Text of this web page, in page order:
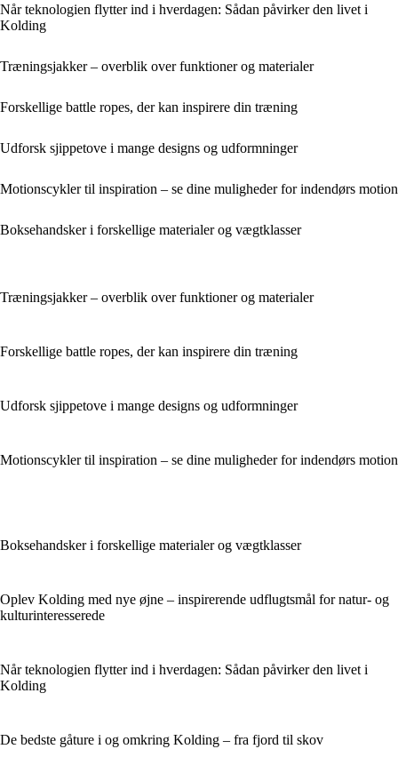
Når teknologien flytter ind i hverdagen: Sådan påvirker den livet i
Kolding
Træningsjakker – overblik over funktioner og materialer
Forskellige battle ropes, der kan inspirere din træning
Udforsk sjippetove i mange designs og udformninger
Motionscykler til inspiration – se dine muligheder for indendørs motion
Boksehandsker i forskellige materialer og vægtklasser
Træningsjakker – overblik over funktioner og materialer
Forskellige battle ropes, der kan inspirere din træning
Udforsk sjippetove i mange designs og udformninger
Motionscykler til inspiration – se dine muligheder for indendørs motion
Boksehandsker i forskellige materialer og vægtklasser
Oplev Kolding med nye øjne – inspirerende udflugtsmål for natur- og
kulturinteresserede
Når teknologien flytter ind i hverdagen: Sådan påvirker den livet i
Kolding
De bedste gåture i og omkring Kolding – fra fjord til skov